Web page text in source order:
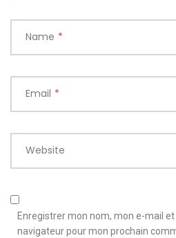
Name *
Email *
Website
Enregistrer mon nom, mon e-mail
navigateur pour mon prochain